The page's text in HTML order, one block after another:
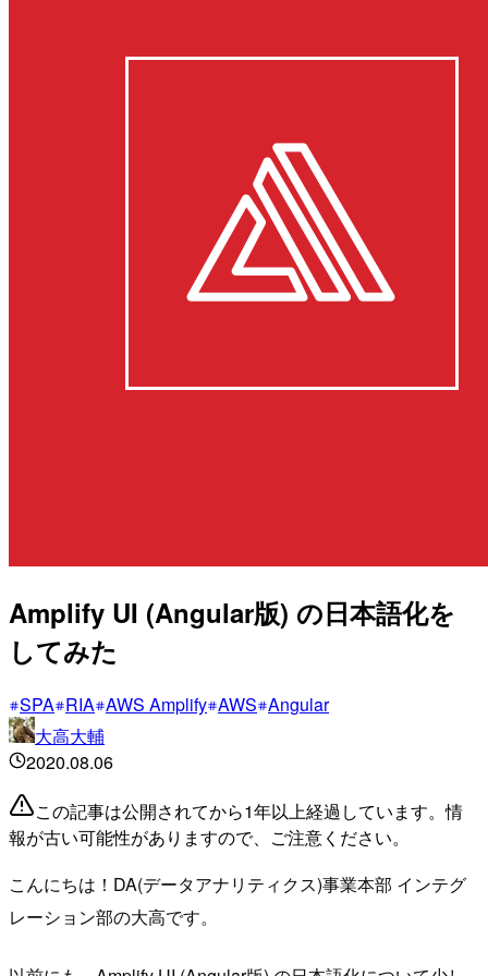
Amplify UI (Angular版) の日本語化を
してみた
SPA RIA AWS Amplify AWS Angular
大高大輔
2020.08.06
この記事は公開されてから1年以上経過しています。情
報が古い可能性がありますので、ご注意ください。
こんにちは！DA(データアナリティクス)事業本部 インテグ
レーション部の大高です。